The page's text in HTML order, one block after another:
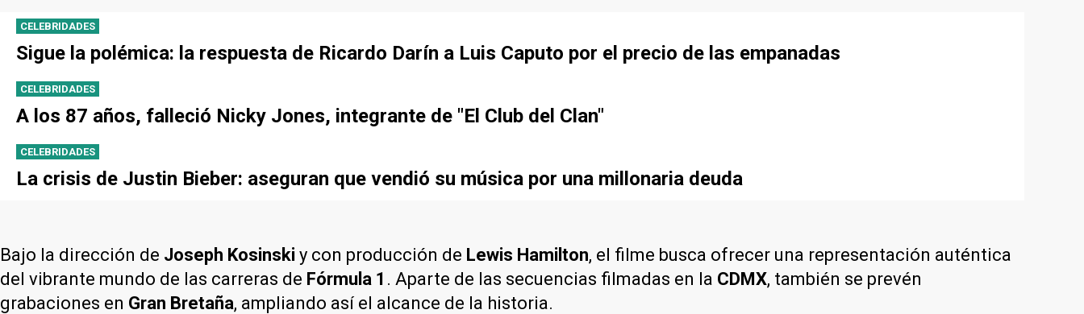
CELEBRIDADES
Sigue la polémica: la respuesta de Ricardo Darín a Luis Caputo por el precio de las empanadas
CELEBRIDADES
A los 87 años, falleció Nicky Jones, integrante de "El Club del Clan"
CELEBRIDADES
La crisis de Justin Bieber: aseguran que vendió su música por una millonaria deuda
Bajo la dirección de Joseph Kosinski y con producción de Lewis Hamilton, el filme busca ofrecer una representación auténtica
del vibrante mundo de las carreras de Fórmula 1 . Aparte de las secuencias filmadas en la CDMX, también se prevén
grabaciones en Gran Bretaña, ampliando así el alcance de la historia.